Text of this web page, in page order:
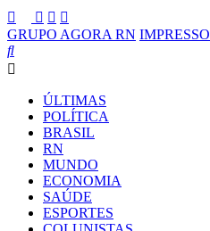
GRUPO AGORA RN IMPRESSO
ÚLTIMAS
POLÍTICA
BRASIL
RN
MUNDO
ECONOMIA
SAÚDE
ESPORTES